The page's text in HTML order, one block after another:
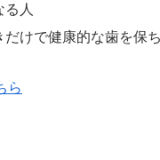
る人
だけで健康的な歯を保
ら